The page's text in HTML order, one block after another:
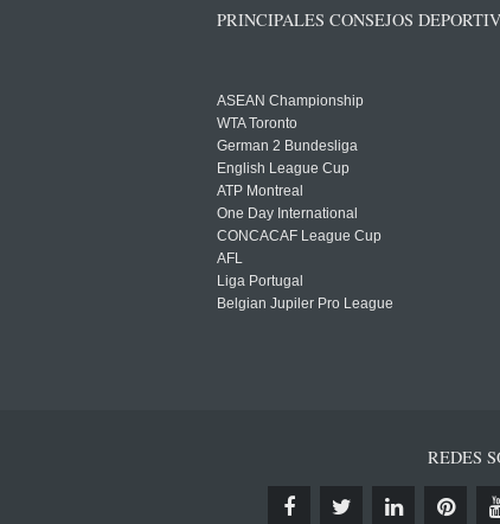
PRINCIPALES CONSEJOS
ASEAN Championship
WTA Toronto
German 2 Bundesliga
English League Cup
ATP Montreal
One Day International
CONCACAF League Cup
AFL
Liga Portugal
Belgian Jupiler Pro League
REDES